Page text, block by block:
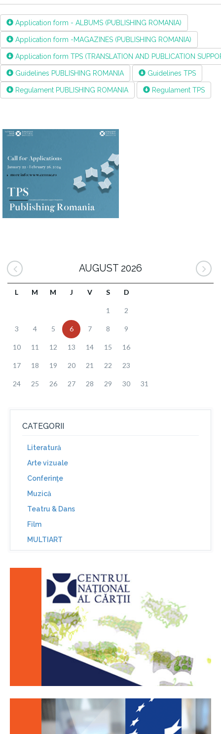
Application form - ALBUMS (PUBLISHING ROMANIA)
Application form -MAGAZINES (PUBLISHING ROMANIA)
Application form TPS (TRANSLATION AND PUBLICATION
Guidelines PUBLISHING ROMANIA Guidelines TPS
Regulament PUBLISHING ROMANIA Regulament TPS
AUGUST 2026
L M M J V S D
1 2
3 4 5 6 7 8 9
10 11 12 13 14 15 16
17 18 19 20 21 22 23
24 25 26 27 28 29 30 31
CATEGORII
Literatură
Arte vizuale
Conferinţe
Muzică
Teatru & Dans
Film
MULTIART